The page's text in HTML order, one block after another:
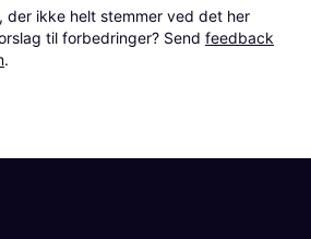
der ikke helt stemmer ved det her
til forbedringer? Send feedback
.